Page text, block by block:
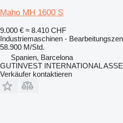
Maho MH 1600 S
9.000 € ≈ 8.410 CHF
Industriemaschinen -
58.900 M/Std.
Spanien, Barcelona
GUTINVEST INTERNATIONAL
Verkäufer kontaktieren